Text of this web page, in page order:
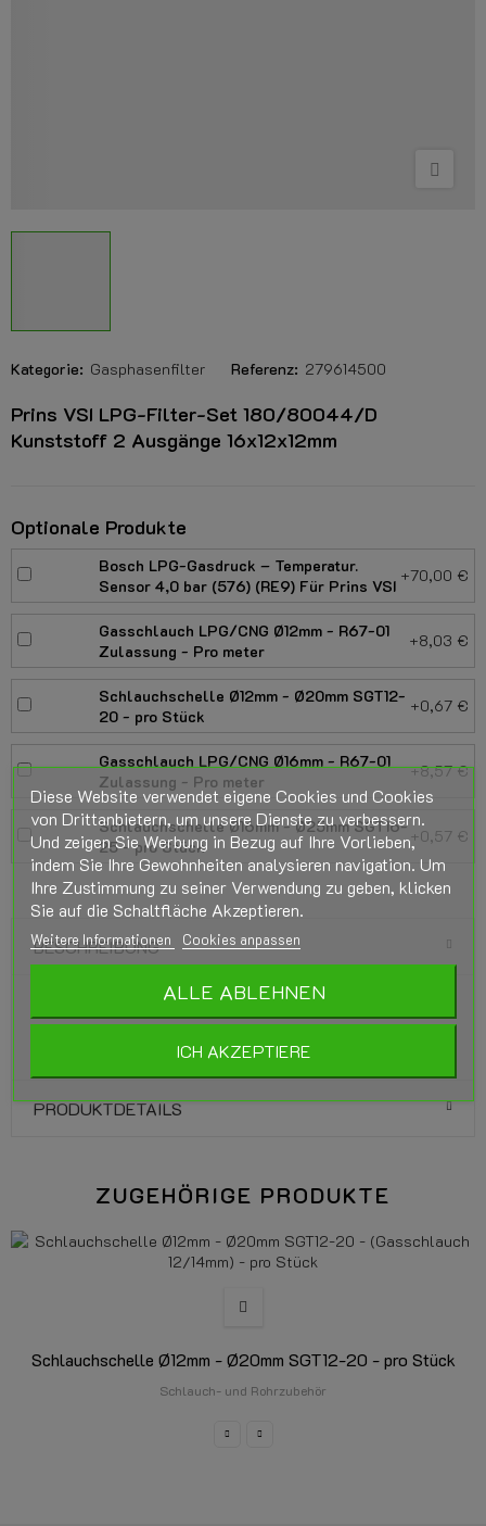
Kategorie: Gasphasenfilter Referenz: 279614500
Prins VSI LPG-Filter-Set 180/80044/D
Kunststoff 2 Ausgänge 16x12x12mm
Optionale Produkte
Bosch LPG-Gasdruck – Temperatur.
Sensor 4,0 bar (576) (RE9) Für Prins VSI
+70,00 €
Gasschlauch LPG/CNG Ø12mm - R67-01
Zulassung - Pro meter
+8,03 €
Schlauchschelle Ø12mm - Ø20mm SGT12-
20 - pro Stück
+0,67 €
Gasschlauch LPG/CNG Ø16mm - R67-01
Zulassung - Pro meter
+8,57 €
Schlauchschelle Ø16mm - Ø25mm SGT16-
25 - pro Stück
+0,57 €
BESCHREIBUNG
Prins VSI LPG-Filter-Set 180/80044/D
PRODUKTDETAILS
ZUGEHÖRIGE PRODUKTE
Schlauchschelle Ø12mm - Ø20mm SGT12-20 - pro Stück
Schlauch- und Rohrzubehör
Diese Website verwendet eigene Cookies und Cookies
von Drittanbietern, um unsere Dienste zu verbessern.
Und zeigen Sie Werbung in Bezug auf Ihre Vorlieben,
indem Sie Ihre Gewohnheiten analysieren navigation. Um
Ihre Zustimmung zu seiner Verwendung zu geben, klicken
Sie auf die Schaltfläche Akzeptieren.
Weitere Informationen Cookies anpassen
ALLE ABLEHNEN
ICH AKZEPTIERE